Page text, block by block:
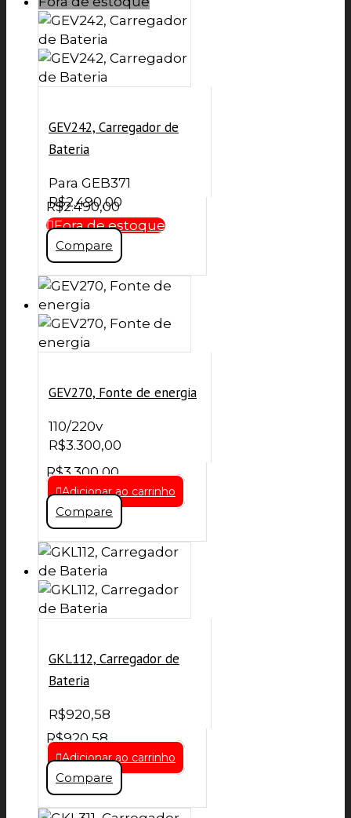
GEV242, Carregador de
Bateria
Para GEB371
R$2.490,00
R$2.490,00
Fora de estoque
Compare
GEV270, Fonte de energia
110/220v
R$3.300,00
R$3.300,00
Adicionar ao carrinho
Compare
GKL112, Carregador de
Bateria
R$920,58
R$920,58
Adicionar ao carrinho
Compare